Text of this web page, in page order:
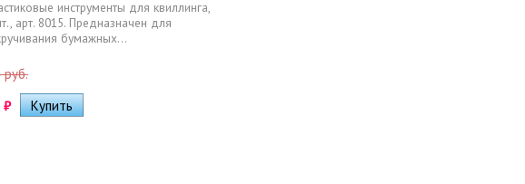
инструменты для квиллинга,
арт. 8015. Предназначен для
бумажных...
руб.
₽